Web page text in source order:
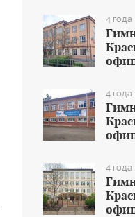
учреждении
4 года
учреждении
4 года
учреждении
4 года